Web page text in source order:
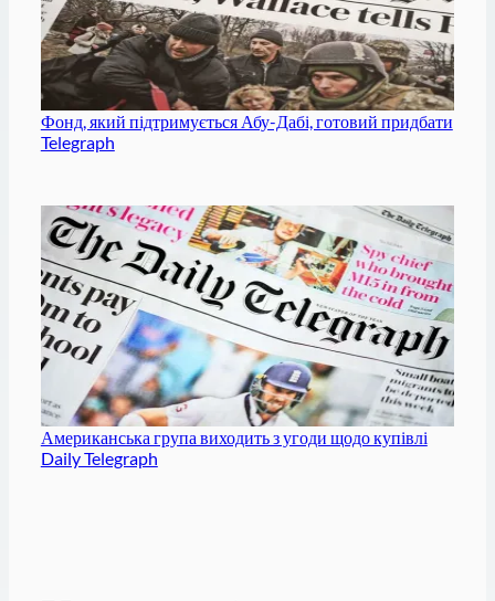
Фонд, який підтримується Абу-Дабі, готовий придбати
Telegraph
Американська група виходить з угоди щодо купівлі
Daily Telegraph